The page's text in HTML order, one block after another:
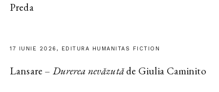
Preda
17 IUNIE 2026, EDITURA HUMANITAS FICTION
Lansare – Durerea nevăzutăde Giulia Caminito